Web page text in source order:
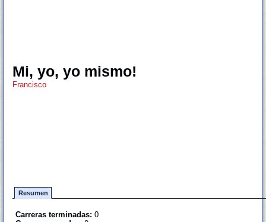
Mi, yo, yo mismo!
Francisco
Resumen
Carreras terminadas: 0